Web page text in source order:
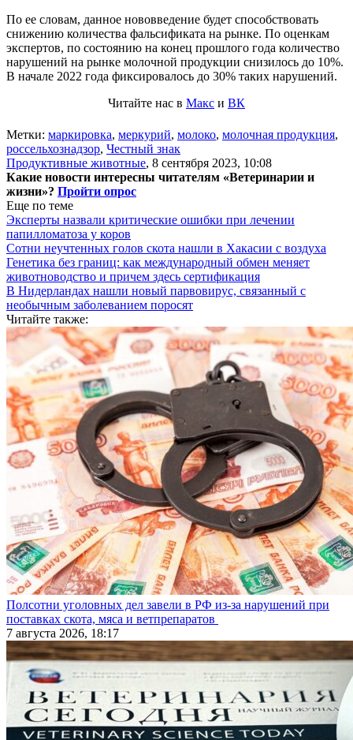
По ее словам, данное нововведение будет способствовать
снижению количества фальсификата на рынке. По оценкам
экспертов, по состоянию на конец прошлого года количество
нарушений на рынке молочной продукции снизилось до 10%.
В начале 2022 года фиксировалось до 30% таких нарушений.
Читайте нас в Макс и ВК
Метки: маркировка, меркурий, молоко, молочная продукция,
россельхознадзор, Честный знак
Продуктивные животные, 8 сентября 2023, 10:08
Какие новости интересны читателям «Ветеринарии и
жизни»? Пройти опрос
Еще по теме
Эксперты назвали критические ошибки при лечении
папилломатоза у коров
Сотни неучтенных голов скота нашли в Хакасии с воздуха
Генетика без границ: как международный обмен меняет
животноводство и причем здесь сертификация
В Нидерландах нашли новый парвовирус, связанный с
необычным заболеванием поросят
Читайте также:
Полсотни уголовных дел завели в РФ из-за нарушений при
поставках скота, мяса и ветпрепаратов
7 августа 2026, 18:17